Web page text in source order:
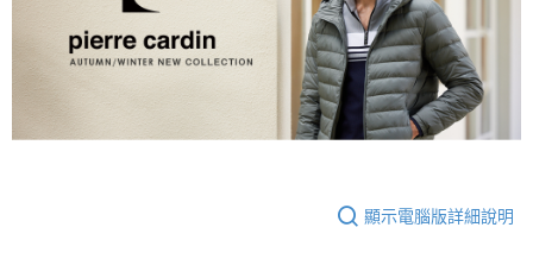
顯示電腦版詳細說明